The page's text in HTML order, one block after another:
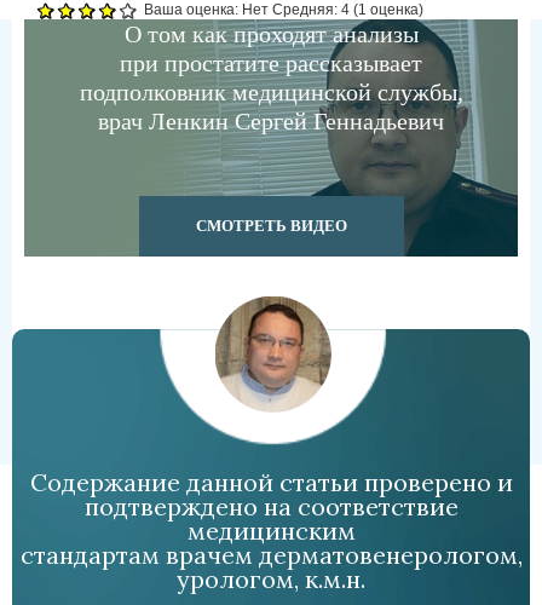
Ваша оценка: Нет Средняя: 4 (1 оценка)
О том как проходят анализы
при простатите рассказывает
подполковник медицинской службы,
врач Ленкин Сергей Геннадьевич
СМОТРЕТЬ ВИДЕО
Содержание данной статьи проверено и
подтверждено на соответствие
медицинским
стандартам врачем дерматовенерологом,
урологом, к.м.н.